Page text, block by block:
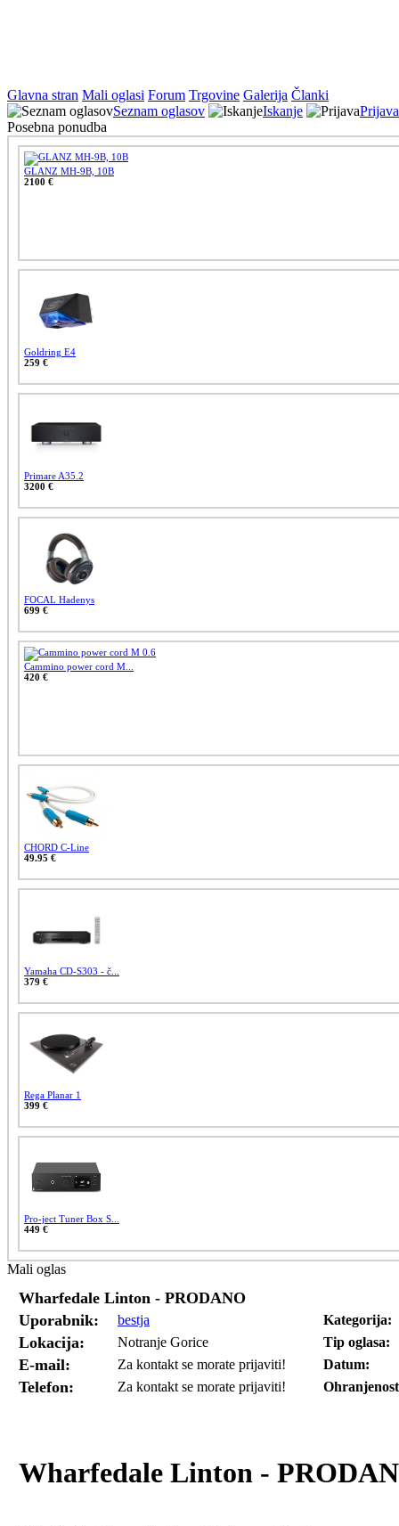
Glavna stran Mali oglasi Forum Trgovine Galerija Članki
Seznam oglasov
Iskanje
Prijava
Posebna ponudba
GLANZ MH-9B, 10B
2100 €
Goldring E4
259 €
Primare A35.2
3200 €
FOCAL Hadenys
699 €
Cammino power cord M...
420 €
CHORD C-Line
49.95 €
Yamaha CD-S303 - č...
379 €
Rega Planar 1
399 €
Pro-ject Tuner Box S...
449 €
Mali oglas
Wharfedale Linton - PRODANO
Uporabnik:
bestja Kategorija:
Lokacija: Notranje Gorice Tip oglasa:
E-mail: Za kontakt se morate prijaviti! Datum:
Telefon: Za kontakt se morate prijaviti!
Wharfedale Linton -